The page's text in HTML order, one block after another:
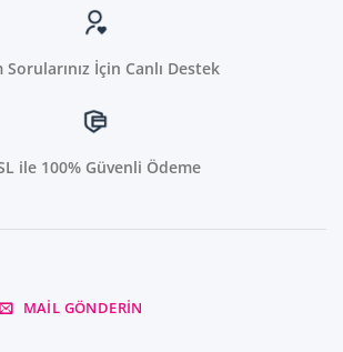
Sorularınız İçin Canlı Destek
ile 100% Güvenli Ödeme
MAIL GÖNDERIN